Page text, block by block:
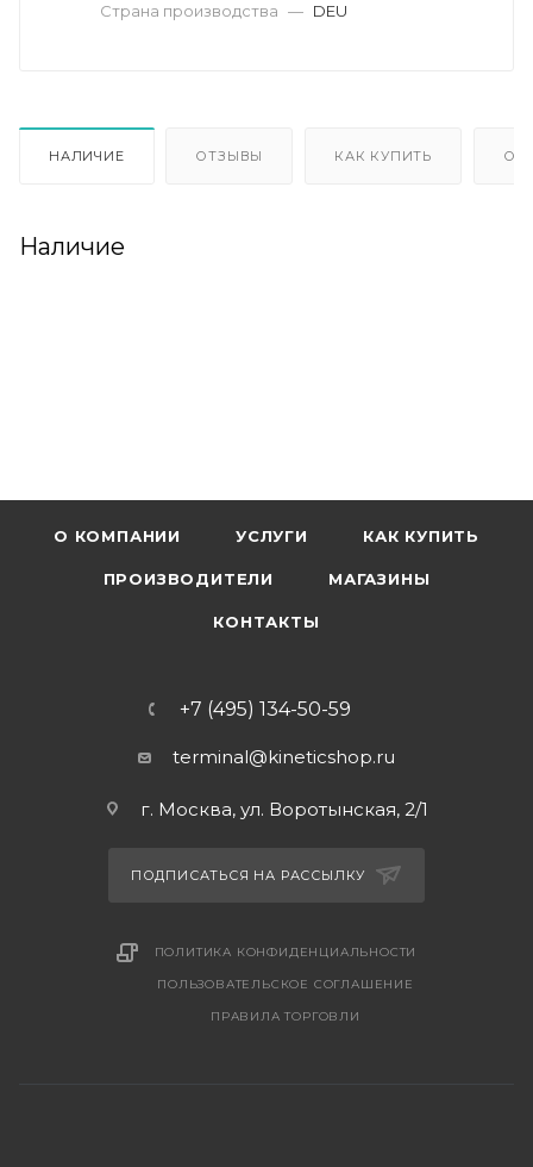
Страна производства — DEU
НАЛИЧИЕ ОТЗЫВЫ КАК КУПИТЬ
Наличие
О КОМПАНИИ УСЛУГИ КАК КУПИТЬ
ПРОИЗВОДИТЕЛИ МАГАЗИНЫ
КОНТАКТЫ
+7 (495) 134-50-59
terminal@kineticshop.ru
г. Москва, ул. Воротынская, 2/1
ПОДПИСАТЬСЯ НА РАССЫЛКУ
ПОЛИТИКА КОНФИДЕНЦИАЛЬНОСТИ
ПОЛЬЗОВАТЕЛЬСКОЕ СОГЛАШЕНИЕ
ПРАВИЛА ТОРГОВЛИ